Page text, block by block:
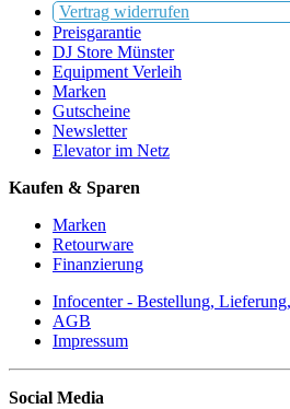
Vertrag widerrufen
Preisgarantie
DJ Store Münster
Equipment Verleih
Marken
Gutscheine
Newsletter
Elevator im Netz
Kaufen & Sparen
Marken
Retourware
Finanzierung
Infocenter - Bestellung,
AGB
Impressum
Social Media